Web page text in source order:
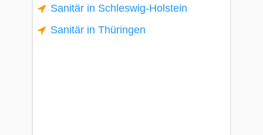
Sanitär in Schleswig-Holstein
Sanitär in Thüringen